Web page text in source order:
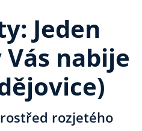
Jeden
nabije
rozjetého